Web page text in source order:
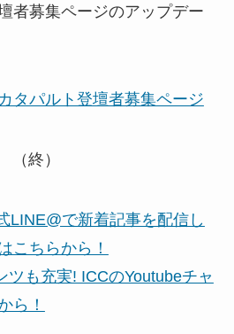
者募集ページのアップデー
タパルト登壇者募集ページ
（終）
LINE@で新着記事を配信し
こちらから！
ツも充実! ICCのYoutubeチャ
ら！